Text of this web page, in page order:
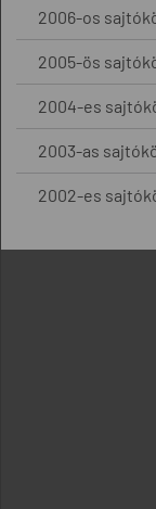
2006-os
2005-ös
2004-es
2003-as
2002-es